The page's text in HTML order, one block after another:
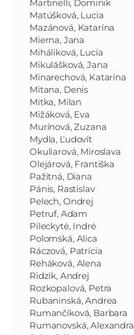
Martinelli, Dominik
Matúšková, Lucia
Mazánová, Katarína
Mierna, Jana
Miháliková, Lucia
Mikulášková, Jana
Minarechová, Katarína
Mitana, Denis
Mitka, Milan
Mižáková, Eva
Murínová, Zuzana
Mydla, Ľudovít
Okuliarová, Miroslava
Olejárová, Františka
Pažitná, Diana
Pánis, Rastislav
Pelech, Ondrej
Petruf, Adam
Pileckytė, Indrė
Polomská, Alica
Ráczová, Patrícia
Reháková, Alena
Ridzik, Andrej
Rozkopalová, Petra
Rubaninská, Andrea
Rumančíková, Barbara
Rumanovská, Alexandra